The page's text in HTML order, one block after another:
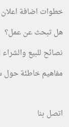
توظيف رجال ونساء
الرياض
تم النشر 1 day مضت
ريال سعودي4,000.00 (Fixed)
خطوات اضافة
هل تبحث عن عمل؟
نصائح للبيع والشراء
مفاهيم خاطئة
اتصل بنا